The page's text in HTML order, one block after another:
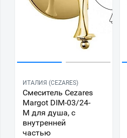
ИТАЛИЯ (CEZARES)
Смеситель Cezares
Margot DIM-03/24-
M для душа, с
внутренней
частью